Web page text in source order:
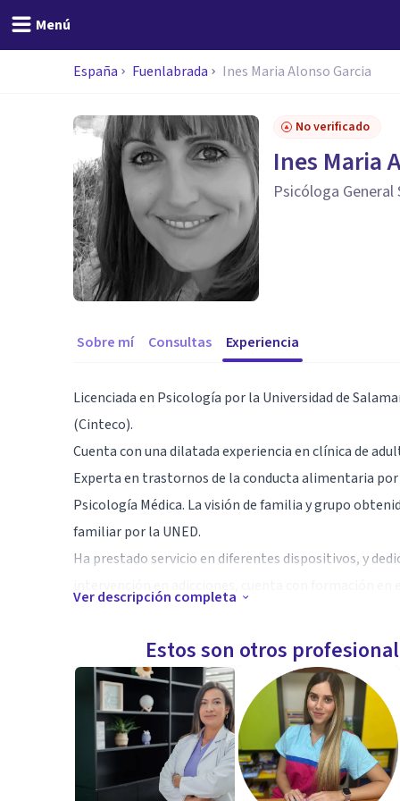
Menú
España Fuenlabrada Ines Maria Alonso Garcia
No verificado
Ines Maria
Psicóloga General
Sobre mí Consultas Experiencia
Licenciada en Psicología por la Universidad de
(Cinteco).
Cuenta con una dilatada experiencia en clínica de
Experta en trastornos de la conducta alimentaria
Psicología Médica. La visión de familia y grupo
familiar por la UNED.
Ha prestado servicio en diferentes dispositivos, y
Directora del centro Imag Psicólogos Fuenlabrada
de dar un servicio de terapia psicológica con gran
coordina y con el que trabaja codo con codo es
Ver descripción completa
Estos son otros